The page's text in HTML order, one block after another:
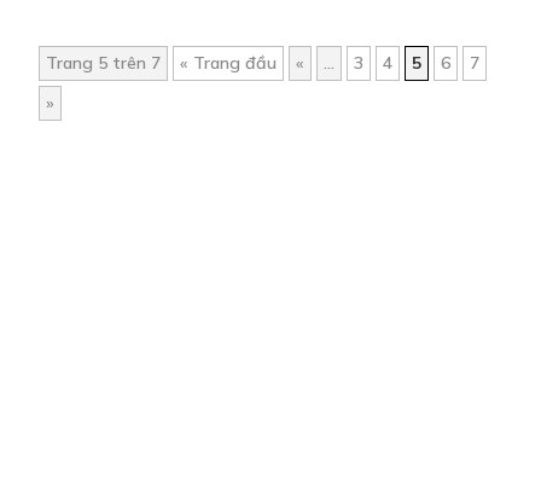
Trang 5 trên 7 « Trang đầu « ... 3 4 5 6
7
»